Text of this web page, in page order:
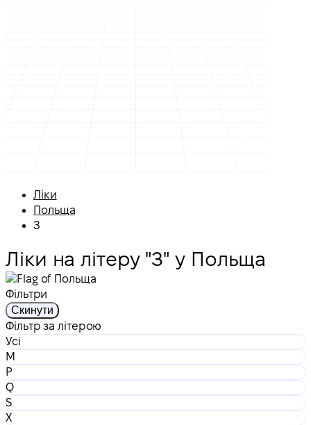
Ліки
Польща
З
Ліки на літеру "З" у Польща
Фільтри
Скинути
Фільтр за літерою
Усі
M
P
Q
S
X